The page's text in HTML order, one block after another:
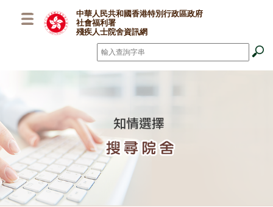
中華人民共和國香港特別行政區政府
社會福利署
殘疾人士院舍資訊網
搜尋*